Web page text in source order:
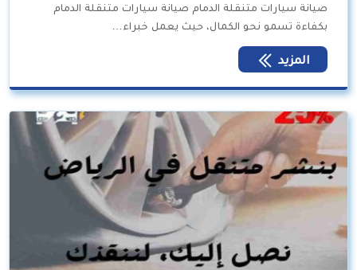
صيانة سيارات متنقلة الدمام صيانة سيارات متنقلة الدمام
بكفاءة تسمو نحو الكمال، حيث يعمل خبراء…
المزيد